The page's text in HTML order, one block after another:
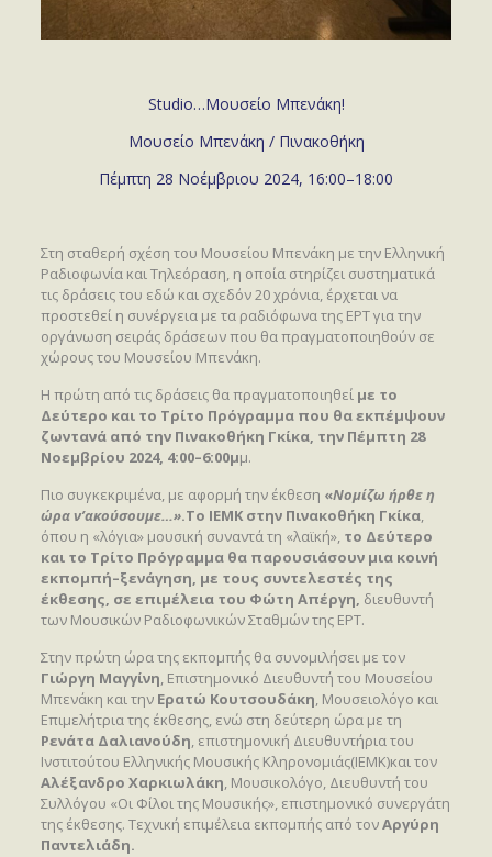
Studio…Μουσείο Μπενάκη!
Μουσείο Μπενάκη / Πινακοθήκη
Πέμπτη 28 Νοέμβριου 2024, 16:00–18:00
Στη σταθερή σχέση του Μουσείου Μπενάκη με την Ελληνική
Ραδιοφωνία και Τηλεόραση, η οποία στηρίζει συστηματικά
τις δράσεις του εδώ και σχεδόν 20 χρόνια, έρχεται να
προστεθεί η συνέργεια με τα ραδιόφωνα της ΕΡΤ για την
οργάνωση σειράς δράσεων που θα πραγματοποιηθούν σε
χώρους του Μουσείου Μπενάκη.
Η πρώτη από τις δράσεις θα πραγματοποιηθεί με το
Δεύτερο και το Τρίτο Πρόγραμμα που θα εκπέμψουν
ζωντανά από την Πινακοθήκη Γκίκα, την Πέμπτη 28
Νοεμβρίου 2024, 4:00–6:00μμ.
Πιο συγκεκριμένα, με αφορμή την έκθεση «Νομίζω ήρθε η
ώρα ν’ακούσουμε…».Το ΙΕΜΚ στην Πινακοθήκη Γκίκα,
όπου η «λόγια» μουσική συναντά τη «λαϊκή», το Δεύτερο
και το Τρίτο Πρόγραμμα θα παρουσιάσουν μια κοινή
εκπομπή–ξενάγηση, με τους συντελεστές της
έκθεσης, σε επιμέλεια του Φώτη Απέργη, διευθυντή
των Μουσικών Ραδιοφωνικών Σταθμών της ΕΡΤ.
Στην πρώτη ώρα της εκπομπής θα συνομιλήσει με τον
Γιώργη Μαγγίνη, Επιστημονικό Διευθυντή του Μουσείου
Μπενάκη και την Ερατώ Κουτσουδάκη, Μουσειολόγο και
Επιμελήτρια της έκθεσης, ενώ στη δεύτερη ώρα με τη
Ρενάτα Δαλιανούδη, επιστημονική Διευθυντήρια του
Ινστιτούτου Ελληνικής Μουσικής Κληρονομιάς(IEMK)και τον
Αλέξανδρο Χαρκιωλάκη, Μουσικολόγο, Διευθυντή του
Συλλόγου «Οι Φίλοι της Μουσικής», επιστημονικό συνεργάτη
της έκθεσης. Τεχνική επιμέλεια εκπομπής από τονΑργύρη
Παντελιάδη.